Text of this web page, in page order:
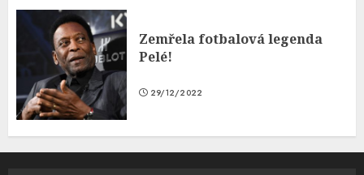
Zemřela fotbalová legenda
Pelé!
29/12/2022